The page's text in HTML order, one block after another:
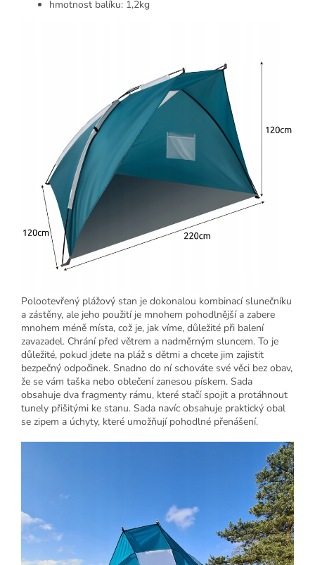
hmotnost balíku: 1,2kg
Polootevřený plážový stan je dokonalou kombinací slunečníku
a zástěny, ale jeho použití je mnohem pohodlnější a zabere
mnohem méně místa, což je, jak víme, důležité při balení
zavazadel. Chrání před větrem a nadměrným sluncem. To je
důležité, pokud jdete na pláž s dětmi a chcete jim zajistit
bezpečný odpočinek. Snadno do ní schováte své věci bez obav,
že se vám taška nebo oblečení zanesou pískem. Sada
obsahuje dva fragmenty rámu, které stačí spojit a protáhnout
tunely přišitými ke stanu. Sada navíc obsahuje praktický obal
se zipem a úchyty, které umožňují pohodlné přenášení.